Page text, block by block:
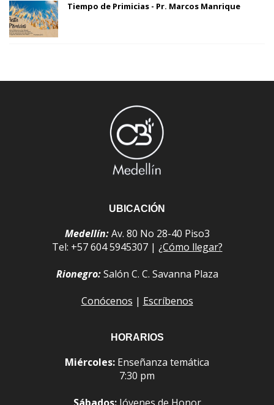
Tiempo de Primicias - Pr. Marcos Manrique
UBICACIÓN
Medellín:Av. 80 No 28-40 Piso3
Tel: +57 604 5945307 | ¿Cómo llegar?
Rionegro:Salón C. C. Savanna Plaza
Conócenos | Escríbenos
HORARIOS
Miércoles: Enseñanza temática
7:30 pm